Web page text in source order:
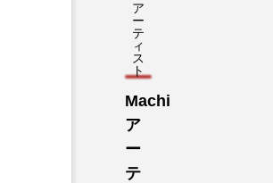
ア
ー
テ
ィ
ス
ト
Machi
ア
ー
テ